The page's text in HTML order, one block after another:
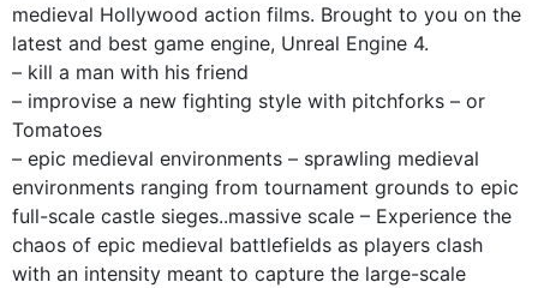
medieval Hollywood action films. Brought to you on the
latest and best game engine, Unreal Engine 4.
– kill a man with his friend
– improvise a new fighting style with pitchforks – or
Tomatoes
– epic medieval environments – sprawling medieval
environments ranging from tournament grounds to epic
full-scale castle sieges..massive scale – Experience the
chaos of epic medieval battlefields as players clash
with an intensity meant to capture the large-scale